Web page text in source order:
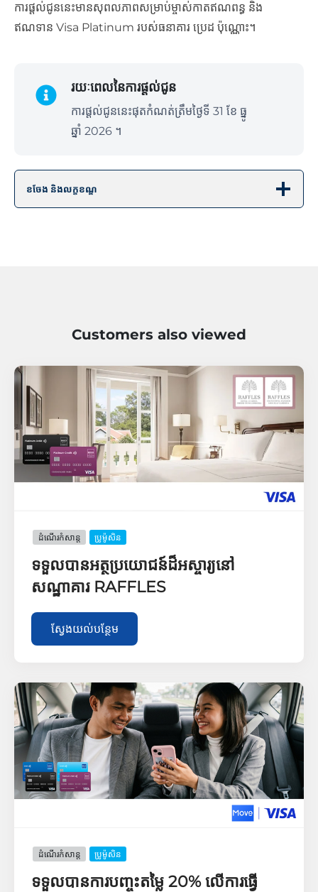
ការផ្តល់ជូននេះមានសុពលភាពសម្រាប់ម្ចាស់កាតឥណពន្ធ និង
ឥណទាន Visa Platinum របស់ធនាគារ ប្រេដ ប៉ុណ្ណោះ។
រយៈពេលនៃការផ្ដល់ជូន
ការផ្ដល់ជូននេះផុតកំណត់ត្រឹមថ្ងៃទី 31 ខែ ធ្នូ
ឆ្នាំ 2026 ។
ខចែង និងលក្ខខណ្ឌ
Customers also viewed
ដំណើរកំសាន្ដ ប្រូម៉ូសិន
ទទួលបានអត្ថប្រយោជន៍ដ៏អស្ចារ្យនៅ
សណ្ឋាគារ RAFFLES
ស្វែងយល់បន្ថែម​
ដំណើរកំសាន្ដ ប្រូម៉ូសិន
ទទួលបានការបញ្ចុះតម្លៃ 20% លើការធ្វើ